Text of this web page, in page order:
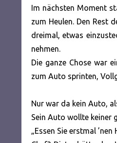
Im nächsten Moment
zum Heulen. Den Rest
dreimal, etwas
nehmen.
Die ganze Chose war
zum Auto sprinten,
Nur war da kein Auto,
Sein Auto wollte keiner
„Essen Sie erstmal